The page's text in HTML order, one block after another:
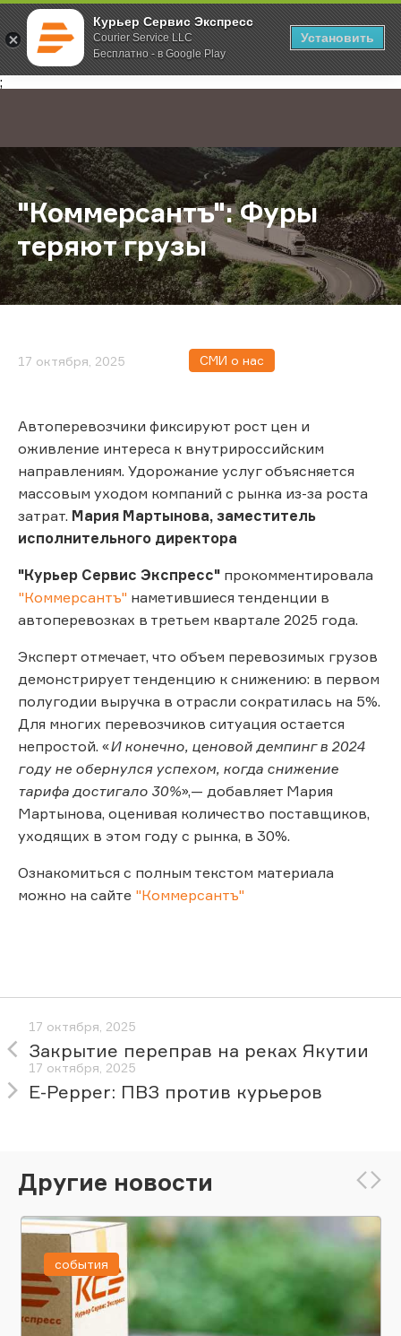
Курьер Сервис Экспресс
Courier Service LLC
Бесплатно - в Google Play
Установить
;
Главная О компании Новости "Коммерсантъ": Фуры теряют
"Коммерсантъ": Фуры
теряют грузы
17 октября, 2025 СМИ о нас
Автоперевозчики фиксируют рост цен и
оживление интереса к внутрироссийским
направлениям. Удорожание услуг объясняется
массовым уходом компаний с рынка из-за роста
затрат. Мария Мартынова, заместитель
исполнительного директора
"Курьер Сервис Экспресс" прокомментировала
"Коммерсантъ" наметившиеся тенденции в
автоперевозках в третьем квартале 2025 года.
Эксперт отмечает, что объем перевозимых грузов
демонстрирует тенденцию к снижению: в первом
полугодии выручка в отрасли сократилась на 5%.
Для многих перевозчиков ситуация остается
непростой. «И конечно, ценовой демпинг в 2024
году не обернулся успехом, когда снижение
тарифа достигало 30%»,— добавляет Мария
Мартынова, оценивая количество поставщиков,
уходящих в этом году с рынка, в 30%.
Ознакомиться с полным текстом материала
можно на сайте "Коммерсантъ"
17 октября, 2025
Закрытие переправ на реках Якутии
17 октября, 2025
E-Pepper: ПВЗ против курьеров
Другие новости
события